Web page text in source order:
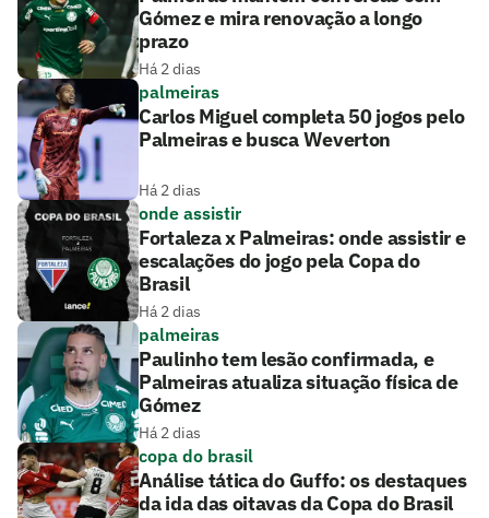
Gómez e mira renovação a longo
prazo
Há 2 dias
palmeiras
Carlos Miguel completa 50 jogos pelo
Palmeiras e busca Weverton
Há 2 dias
onde assistir
Fortaleza x Palmeiras: onde assistir e
escalações do jogo pela Copa do
Brasil
Há 2 dias
palmeiras
Paulinho tem lesão confirmada, e
Palmeiras atualiza situação física de
Gómez
Há 2 dias
copa do brasil
Análise tática do Guffo: os destaques
da ida das oitavas da Copa do Brasil